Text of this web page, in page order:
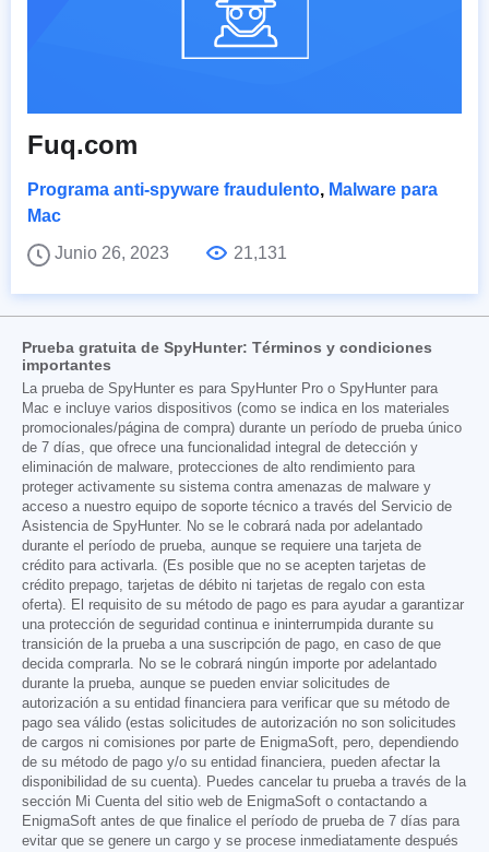
Fuq.com
Programa anti-spyware fraudulento, Malware para
Mac
Junio 26, 2023
21,131
Prueba gratuita de SpyHunter: Términos y condiciones
importantes
La prueba de SpyHunter es para SpyHunter Pro o SpyHunter para
Mac e incluye varios dispositivos (como se indica en los materiales
promocionales/página de compra) durante un período de prueba único
de 7 días, que ofrece una funcionalidad integral de detección y
eliminación de malware, protecciones de alto rendimiento para
proteger activamente su sistema contra amenazas de malware y
acceso a nuestro equipo de soporte técnico a través del Servicio de
Asistencia de SpyHunter. No se le cobrará nada por adelantado
durante el período de prueba, aunque se requiere una tarjeta de
crédito para activarla. (Es posible que no se acepten tarjetas de
crédito prepago, tarjetas de débito ni tarjetas de regalo con esta
oferta). El requisito de su método de pago es para ayudar a garantizar
una protección de seguridad continua e ininterrumpida durante su
transición de la prueba a una suscripción de pago, en caso de que
decida comprarla. No se le cobrará ningún importe por adelantado
durante la prueba, aunque se pueden enviar solicitudes de
autorización a su entidad financiera para verificar que su método de
pago sea válido (estas solicitudes de autorización no son solicitudes
de cargos ni comisiones por parte de EnigmaSoft, pero, dependiendo
de su método de pago y/o su entidad financiera, pueden afectar la
disponibilidad de su cuenta). Puedes cancelar tu prueba a través de la
sección Mi Cuenta del sitio web de EnigmaSoft o contactando a
EnigmaSoft antes de que finalice el período de prueba de 7 días para
evitar que se genere un cargo y se procese inmediatamente después